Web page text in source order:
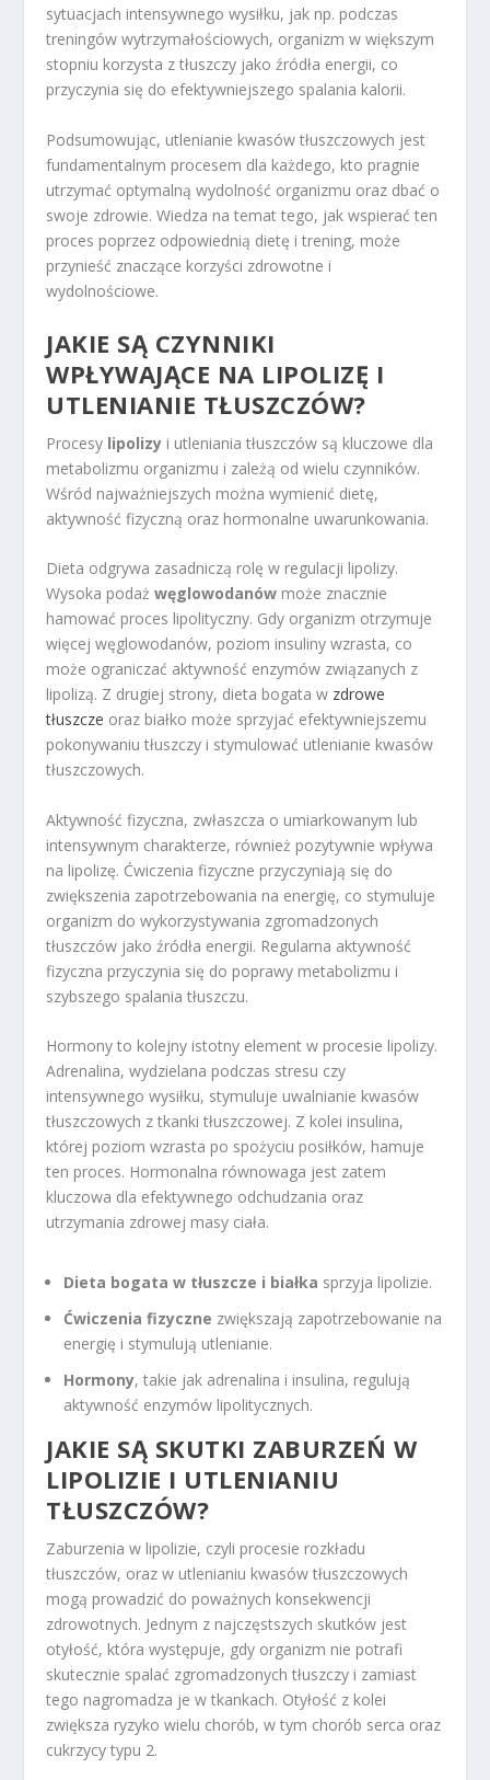
sytuacjach intensywnego wysiłku, jak np. podczas
treningów wytrzymałościowych, organizm w większym
stopniu korzysta z tłuszczy jako źródła energii, co
przyczynia się do efektywniejszego spalania kalorii.
Podsumowując, utlenianie kwasów tłuszczowych jest
fundamentalnym procesem dla każdego, kto pragnie
utrzymać optymalną wydolność organizmu oraz dbać o
swoje zdrowie. Wiedza na temat tego, jak wspierać ten
proces poprzez odpowiednią dietę i trening, może
przynieść znaczące korzyści zdrowotne i
wydolnościowe.
JAKIE SĄ CZYNNIKI
WPŁYWAJĄCE NA LIPOLIZĘ I
UTLENIANIE TŁUSZCZÓW?
Procesy lipolizy i utleniania tłuszczów są kluczowe dla
metabolizmu organizmu i zależą od wielu czynników.
Wśród najważniejszych można wymienić dietę,
aktywność fizyczną oraz hormonalne uwarunkowania.
Dieta odgrywa zasadniczą rolę w regulacji lipolizy.
Wysoka podażwęglowodanów może znacznie
hamować proces lipolityczny. Gdy organizm otrzymuje
więcej węglowodanów, poziom insuliny wzrasta, co
może ograniczać aktywność enzymów związanych z
lipolizą. Z drugiej strony, dieta bogata w zdrowe
tłuszcze oraz białko może sprzyjać efektywniejszemu
pokonywaniu tłuszczy i stymulować utlenianie kwasów
tłuszczowych.
Aktywność fizyczna, zwłaszcza o umiarkowanym lub
intensywnym charakterze, również pozytywnie wpływa
na lipolizę. Ćwiczenia fizyczne przyczyniają się do
zwiększenia zapotrzebowania na energię, co stymuluje
organizm do wykorzystywania zgromadzonych
tłuszczów jako źródła energii. Regularna aktywność
fizyczna przyczynia się do poprawy metabolizmu i
szybszego spalania tłuszczu.
Hormony to kolejny istotny element w procesie lipolizy.
Adrenalina, wydzielana podczas stresu czy
intensywnego wysiłku, stymuluje uwalnianie kwasów
tłuszczowych z tkanki tłuszczowej. Z kolei insulina,
której poziom wzrasta po spożyciu posiłków, hamuje
ten proces. Hormonalna równowaga jest zatem
kluczowa dla efektywnego odchudzania oraz
utrzymania zdrowej masy ciała.
Dieta bogata w tłuszcze i białka sprzyja lipolizie.
Ćwiczenia fizyczne zwiększają zapotrzebowanie na
energię i stymulują utlenianie.
Hormony, takie jak adrenalina i insulina, regulują
aktywność enzymów lipolitycznych.
JAKIE SĄ SKUTKI ZABURZEŃ W
LIPOLIZIE I UTLENIANIU
TŁUSZCZÓW?
Zaburzenia w lipolizie, czyli procesie rozkładu
tłuszczów, oraz w utlenianiu kwasów tłuszczowych
mogą prowadzić do poważnych konsekwencji
zdrowotnych. Jednym z najczęstszych skutków jest
otyłość, która występuje, gdy organizm nie potrafi
skutecznie spalać zgromadzonych tłuszczy i zamiast
tego nagromadza je w tkankach. Otyłość z kolei
zwiększa ryzyko wielu chorób, w tym chorób serca oraz
cukrzycy typu 2.